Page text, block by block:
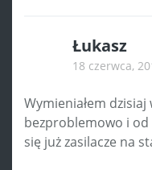
Łukasz
18 czerwca,
Wymieniałem
bezproblemowo i od
się już zasilacze na